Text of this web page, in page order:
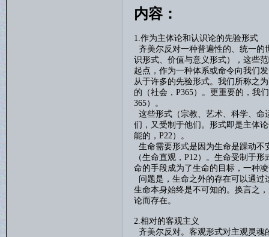
内容：
1.作为主体论和认识论的先验形式
齐美尔反对一种普遍性的、统一的
识形式、价值与意义形式），这些
起点，作为一种体系或命令向我们
从于许多的先验形式。我们所称之
的（社会， P365）。更重要的，我
365）。
这些形式（宗教、艺术、科学、命
们，又受制于他们。形式即是主体
能的， P22 ）。
生命需要形式是因为生命是躁动不
（生命直观， P12 ）。生命受制于形
命的手段成为了生命的目标，一种
问题是，生命之外的存在可以通过
生命本身始终是不可知的。换言之
论而存在。
2.相对的客观主义
齐美尔反对。客观形式对主观灵魂